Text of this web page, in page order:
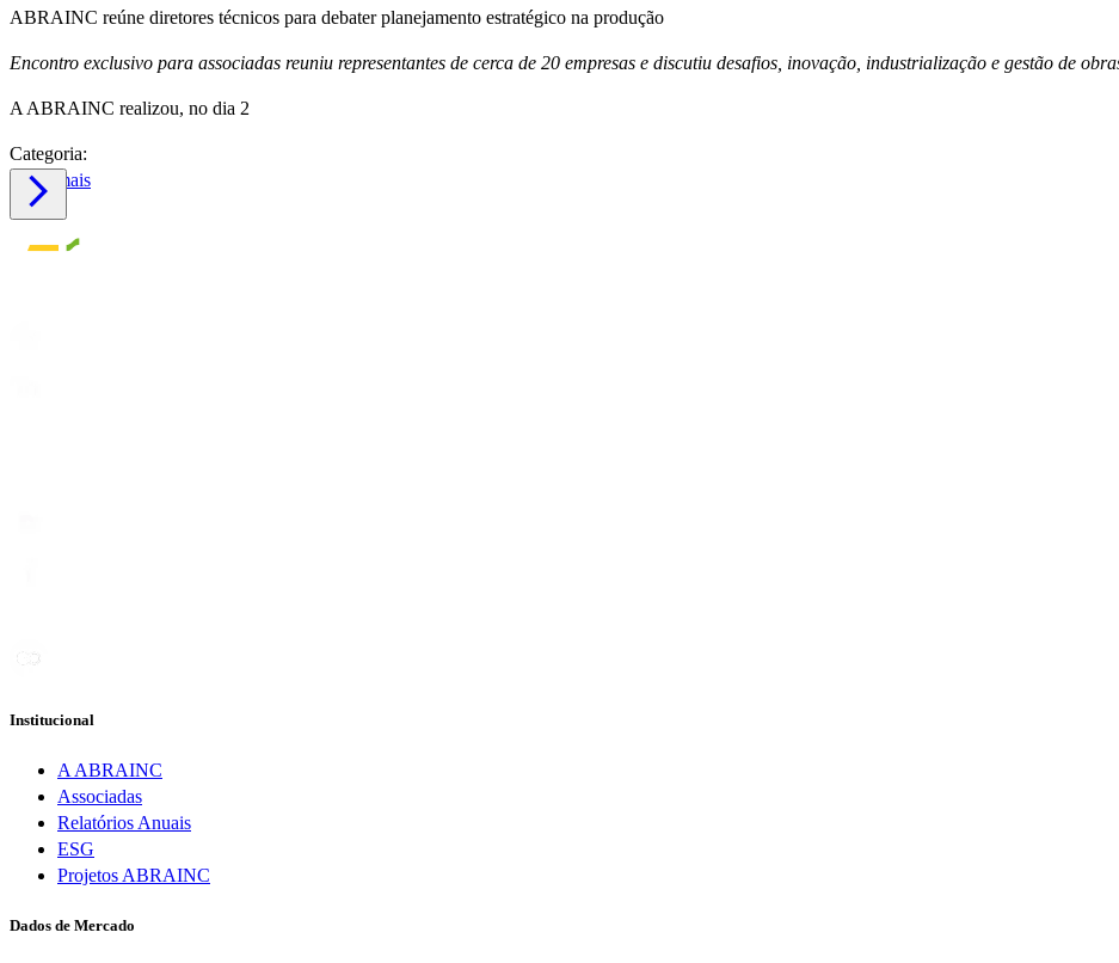
ABRAINC reúne diretores técnicos para debater planejamento estratégico na produção
Encontro exclusivo para associadas reuniu representantes de cerca de 20 empresas e discutiu desafios, inovação, industrialização e gestão de
A ABRAINC realizou, no dia 2
Categoria:
Saiba mais

Institucional
A ABRAINC
Associadas
Relatórios Anuais
ESG
Projetos ABRAINC
Dados de Mercado